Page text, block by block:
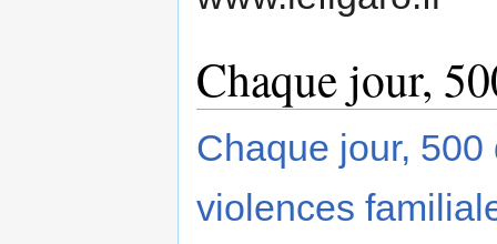
Chaque jour,
Chaque jour,
violences